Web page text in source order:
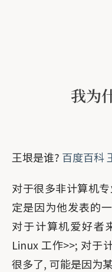
我为
王垠是谁? 百度百科
对于很多非计算机
定是因为他发表的
对于计算机爱好者
Linux 工作>>; 对于
很多了, 可能是因为